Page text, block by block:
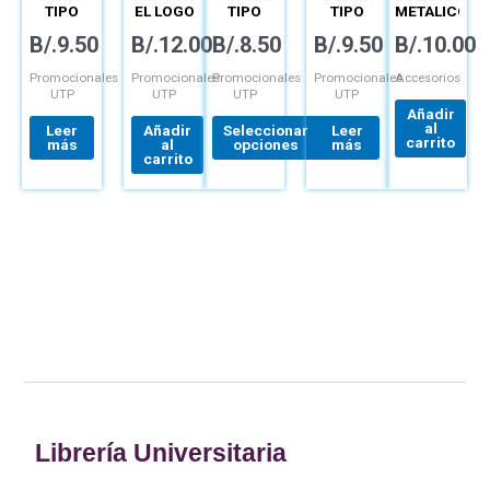
TIPO
AZUL
CON
LOGO 42
B/.9.50
Promocionales
UTP
Leer
más
EL LOGO
UTP
MARIPOSA
Y
B/.12.00
Promocionales
UTP
Añadir
al
carrito
TIPO
B/.8.50
Promocionales
UTP
Seleccionar
opciones
producto
TIPO
NEGRA
INICIALES
Y
UTP
B/.9.50
Promocionales
UTP
Leer
más
METALICO
CON
UTP
B/.10.00
Accesorios
Añadir
al
carrito
Librería Universitaria